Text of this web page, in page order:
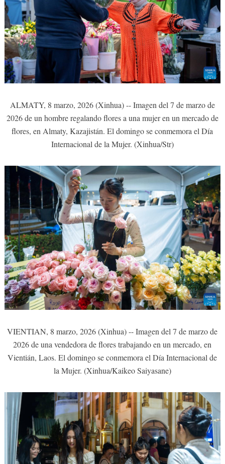
ALMATY, 8 marzo, 2026 (Xinhua) -- Imagen del 7 de marzo de
2026 de un hombre regalando flores a una mujer en un mercado de
flores, en Almaty, Kazajistán. El domingo se conmemora el Día
Internacional de la Mujer. (Xinhua/Str)
VIENTIAN, 8 marzo, 2026 (Xinhua) -- Imagen del 7 de marzo de
2026 de una vendedora de flores trabajando en un mercado, en
Vientián, Laos. El domingo se conmemora el Día Internacional de
la Mujer. (Xinhua/Kaikeo Saiyasane)